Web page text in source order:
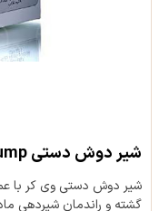
شیر دوش دستی Breast Pump وی کر گنجایش 150ml
شیر دوش دستی وی کر
گشته و راندمان شیردهی